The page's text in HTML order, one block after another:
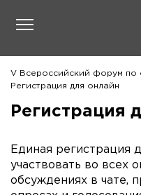
V Всероссийский форум по
Регистрация для онлайн
Регистрация
Единая регистрация
участвовать во всех
обсуждениях в чате,